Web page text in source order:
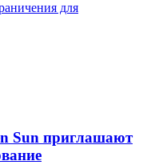
для
Sun приглашают